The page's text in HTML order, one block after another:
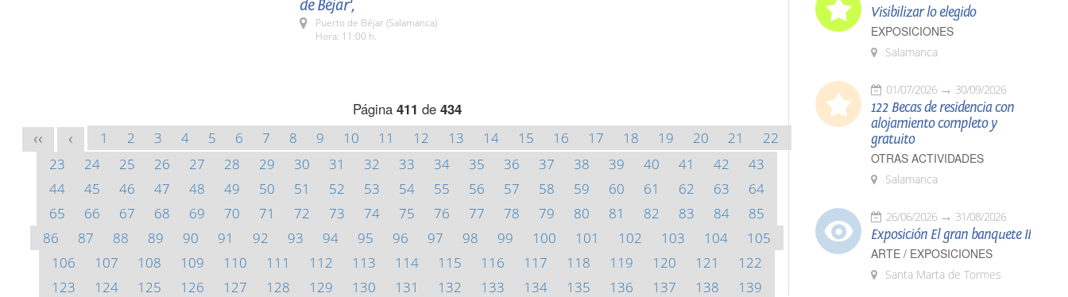
de Béjar',
Puerto de Béjar (Salamanca)
Hora: 11:00 h.
Página 411 de 434
<< < 1 2 3 4 5 6 7 8 9 10 11 12 13 14 15 16 17 18 19 20 21
22
23
24 25 26 27 28 29 30 31 32 33 34 35 36 37 38 39 40 41 42
43
44
45 46 47 48 49 50 51 52 53 54 55 56 57 58 59 60 61 62 63
64
65
66 67 68 69 70 71 72 73 74 75 76 77 78 79 80 81 82 83 84
85
86
87 88 89 90 91 92 93 94 95 96 97 98 99 100 101 102 103 104
105
106
107 108 109 110 111 112 113 114 115 116 117 118 119 120 121
122
123
124 125 126 127 128 129 130 131 132 133 134 135 136 137 138
139
Visibilizar lo elegido
EXPOSICIONES
Salamanca
01/07/2026 30/09/2026
122 Becas de residencia con
alojamiento completo y
gratuito
OTRAS ACTIVIDADES
Salamanca
26/06/2026 31/08/2026
Exposición El gran banquete II
ARTE / EXPOSICIONES
Santa Marta de Tormes